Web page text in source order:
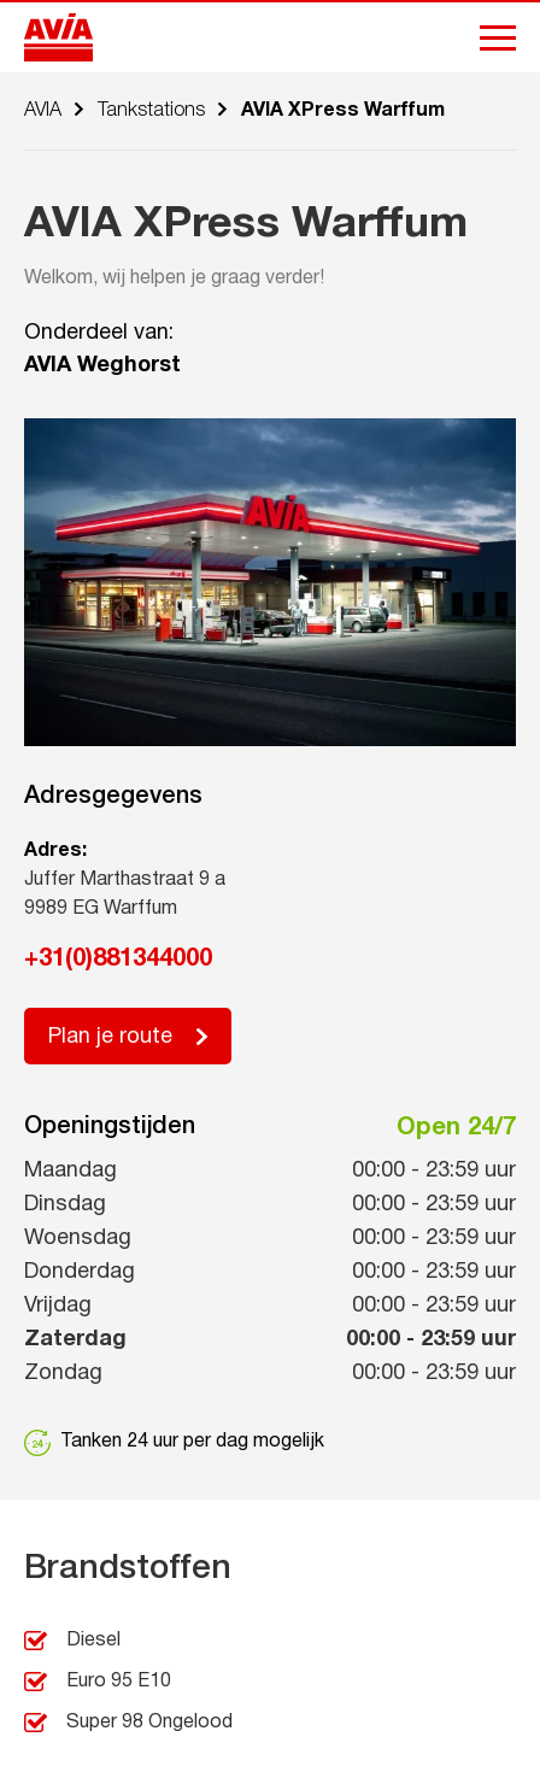
AVIA Tankstations AVIA XPress Warffum
AVIA XPress Warffum
Welkom, wij helpen je graag verder!
Onderdeel van:
AVIA Weghorst
Adresgegevens
Adres:
Juffer Marthastraat 9 a
9989 EG Warffum
+31(0)881344000
Plan je route
Openingstijden Open 24/7
Maandag 00:00 - 23:59 uur
Dinsdag
00:00 - 23:59 uur
Woensdag
00:00 - 23:59 uur
Donderdag
00:00 - 23:59 uur
Vrijdag
00:00 - 23:59 uur
Zaterdag
00:00 - 23:59 uur
Zondag
00:00 - 23:59 uur
Tanken 24 uur per dag mogelijk
Brandstoffen
Diesel
Euro 95 E10
Super 98 Ongelood